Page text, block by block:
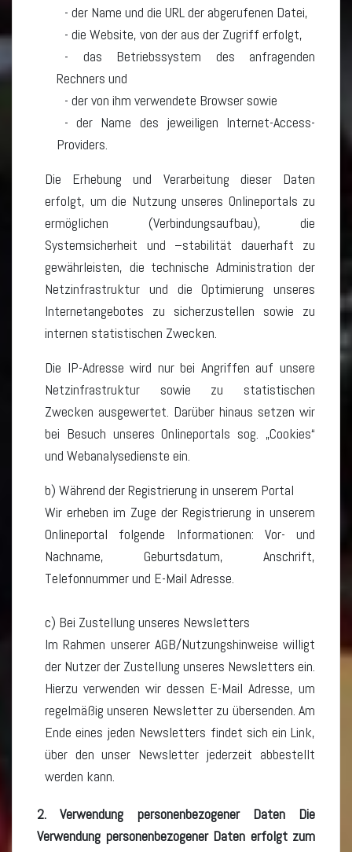
der Name und die URL der abgerufenen Datei,
die Website, von der aus der Zugriff erfolgt,
das Betriebssystem des anfragenden
Rechners und
der von ihm verwendete Browser sowie
der Name des jeweiligen Internet-Access-
Providers.
Die Erhebung und Verarbeitung dieser Daten
erfolgt, um die Nutzung unseres Onlineportals zu
ermöglichen (Verbindungsaufbau), die
Systemsicherheit und –stabilität dauerhaft zu
gewährleisten, die technische Administration der
Netzinfrastruktur und die Optimierung unseres
Internetangebotes zu sicherzustellen sowie zu
internen statistischen Zwecken.
Die IP-Adresse wird nur bei Angriffen auf unsere
Netzinfrastruktur sowie zu statistischen
Zwecken ausgewertet. Darüber hinaus setzen wir
bei Besuch unseres Onlineportals sog. „Cookies“
und Webanalysedienste ein.
b) Während der Registrierung in unserem Portal
Wir erheben im Zuge der Registrierung in unserem
Onlineportal folgende Informationen: Vor- und
Nachname, Geburtsdatum, Anschrift,
Telefonnummer und E-Mail Adresse.
c) Bei Zustellung unseres Newsletters
Im Rahmen unserer AGB/Nutzungshinweise willigt
der Nutzer der Zustellung unseres Newsletters ein.
Hierzu verwenden wir dessen E-Mail Adresse, um
regelmäßig unseren Newsletter zu übersenden. Am
Ende eines jeden Newsletters findet sich ein Link,
über den unser Newsletter jederzeit abbestellt
werden kann.
2. Verwendung personenbezogener Daten Die
Verwendung personenbezogener Daten erfolgt zum